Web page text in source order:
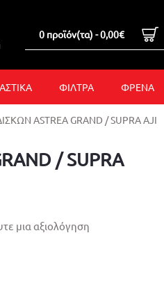
0 προϊόν(τα) - 0,00€
ΦΙΛΤΡΑ ΦΡΕΝΑ
ASTREA GRAND / SUPRA AJI
/ SUPRA
μια αξιολόγηση